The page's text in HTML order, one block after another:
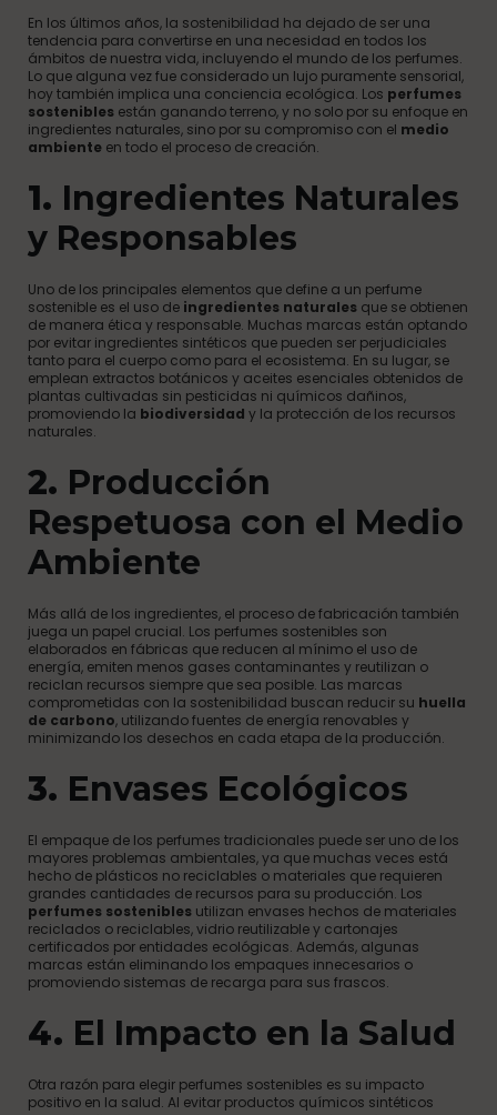
En los últimos años, la sostenibilidad ha dejado de ser una
tendencia para convertirse en una necesidad en todos los
ámbitos de nuestra vida, incluyendo el mundo de los perfumes.
Lo que alguna vez fue considerado un lujo puramente sensorial,
hoy también implica una conciencia ecológica. Los perfumes
sostenibles están ganando terreno, y no solo por su enfoque en
ingredientes naturales, sino por su compromiso con el medio
ambiente en todo el proceso de creación.
1. Ingredientes Naturales
y Responsables
Uno de los principales elementos que define a un perfume
sostenible es el uso de ingredientes naturales que se obtienen
de manera ética y responsable. Muchas marcas están optando
por evitar ingredientes sintéticos que pueden ser perjudiciales
tanto para el cuerpo como para el ecosistema. En su lugar, se
emplean extractos botánicos y aceites esenciales obtenidos de
plantas cultivadas sin pesticidas ni químicos dañinos,
promoviendo la biodiversidad y la protección de los recursos
naturales.
2. Producción
Respetuosa con el Medio
Ambiente
Más allá de los ingredientes, el proceso de fabricación también
juega un papel crucial. Los perfumes sostenibles son
elaborados en fábricas que reducen al mínimo el uso de
energía, emiten menos gases contaminantes y reutilizan o
reciclan recursos siempre que sea posible. Las marcas
comprometidas con la sostenibilidad buscan reducir su huella
de carbono, utilizando fuentes de energía renovables y
minimizando los desechos en cada etapa de la producción.
3. Envases Ecológicos
El empaque de los perfumes tradicionales puede ser uno de los
mayores problemas ambientales, ya que muchas veces está
hecho de plásticos no reciclables o materiales que requieren
grandes cantidades de recursos para su producción. Los
perfumes sostenibles utilizan envases hechos de materiales
reciclados o reciclables, vidrio reutilizable y cartonajes
certificados por entidades ecológicas. Además, algunas
marcas están eliminando los empaques innecesarios o
promoviendo sistemas de recarga para sus frascos.
4. El Impacto en la Salud
Otra razón para elegir perfumes sostenibles es su impacto
positivo en la salud. Al evitar productos químicos sintéticos